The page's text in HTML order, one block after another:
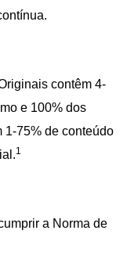
contêm 4-
e 100% dos
1-75% de conteúdo
1
a Norma de